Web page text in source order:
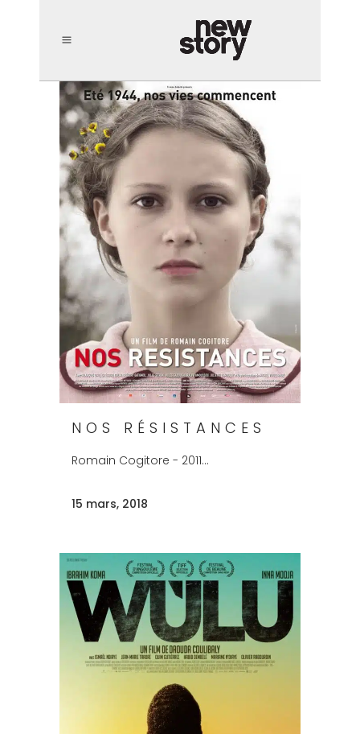
NOS RÉSISTANCES
Romain Cogitore - 2011...
15 mars, 2018